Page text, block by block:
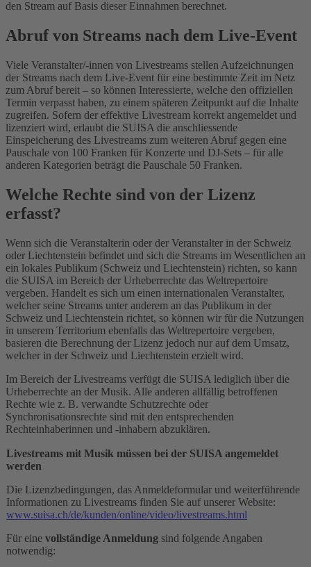
den Stream auf Basis dieser Einnahmen berechnet.
Abruf von Streams nach dem Live-Event
Viele Veranstalter/-innen von Livestreams stellen Aufzeichnungen
der Streams nach dem Live-Event für eine bestimmte Zeit im Netz
zum Abruf bereit – so können Interessierte, welche den offiziellen
Termin verpasst haben, zu einem späteren Zeitpunkt auf die Inhalte
zugreifen. Sofern der effektive Livestream korrekt angemeldet und
lizenziert wird, erlaubt die SUISA die anschliessende
Einspeicherung des Livestreams zum weiteren Abruf gegen eine
Pauschale von 100 Franken für Konzerte und DJ-Sets – für alle
anderen Kategorien beträgt die Pauschale 50 Franken.
Welche Rechte sind von der Lizenz
erfasst?
Wenn sich die Veranstalterin oder der Veranstalter in der Schweiz
oder Liechtenstein befindet und sich die Streams im Wesentlichen an
ein lokales Publikum (Schweiz und Liechtenstein) richten, so kann
die SUISA im Bereich der Urheberrechte das Weltrepertoire
vergeben. Handelt es sich um einen internationalen Veranstalter,
welcher seine Streams unter anderem an das Publikum in der
Schweiz und Liechtenstein richtet, so können wir für die Nutzungen
in unserem Territorium ebenfalls das Weltrepertoire vergeben,
basieren die Berechnung der Lizenz jedoch nur auf dem Umsatz,
welcher in der Schweiz und Liechtenstein erzielt wird.
Im Bereich der Livestreams verfügt die SUISA lediglich über die
Urheberrechte an der Musik. Alle anderen allfällig betroffenen
Rechte wie z. B. verwandte Schutzrechte oder
Synchronisationsrechte sind mit den entsprechenden
Rechteinhaberinnen und -inhabern abzuklären.
Livestreams mit Musik müssen bei der SUISA angemeldet
werden
Die Lizenzbedingungen, das Anmeldeformular und weiterführende
Informationen zu Livestreams finden Sie auf unserer Website:
www.suisa.ch/de/kunden/online/video/livestreams.html
Für eine vollständige Anmeldung sind folgende Angaben
notwendig: